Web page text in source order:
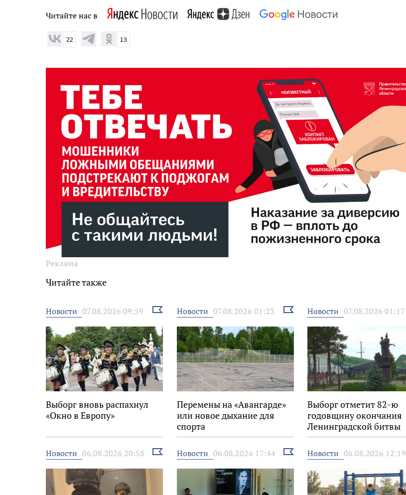
Читайте нас в
22 13
Реклама
Читайте также
Новости 07.08.2026 09:59
Выбрать
новость
Выборг вновь распахнул
«Окно в Европу»
Новости 07.08.2026 01:23
Выбрать
новость
Перемены на «Авангарде»
или новое дыхание для
спорта
Новости 07.08.2026 01:17
Выборг отметит 82-ю
годовщину окончания
Ленинградской битвы
Новости 06.08.2026 20:58
Выбрать
новость
Новости 06.08.2026 17:44
Выбрать
новость
Новости 06.08.2026 12:19